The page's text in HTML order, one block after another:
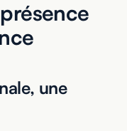
une